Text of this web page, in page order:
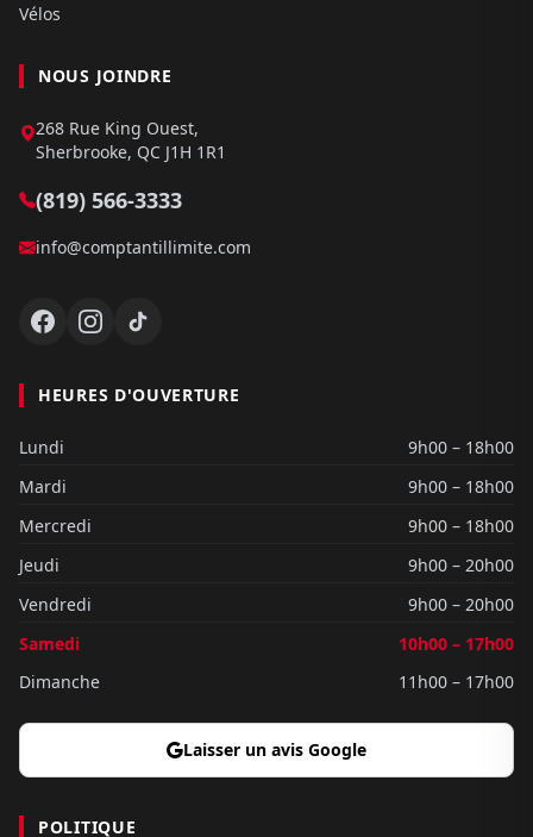
Vélos
NOUS JOINDRE
268 Rue King Ouest,
Sherbrooke, QC J1H 1R1
(819) 566-3333
info@comptantillimite.com
HEURES D'OUVERTURE
Lundi
9h00 – 18h00
Mardi
9h00 – 18h00
Mercredi
9h00 – 18h00
Jeudi
9h00 – 20h00
Vendredi
9h00 – 20h00
Samedi
10h00 – 17h00
Dimanche
11h00 – 17h00
Laisser un avis Google
POLITIQUE